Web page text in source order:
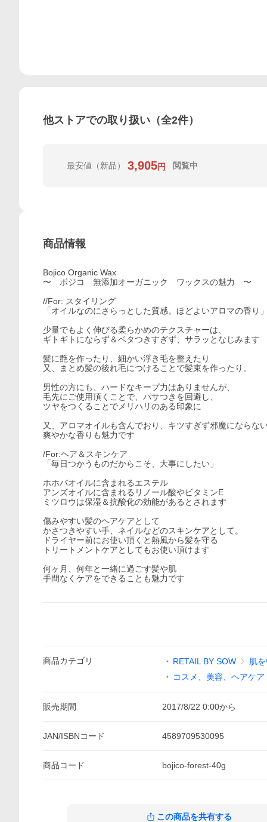
他ストアでの取り扱い（全2件）
最安値 （新品） 3,905円 閲覧中
商品情報
Bojico Organic Wax
〜 ボジコ 無添加オーガニック ワックスの魅力 〜
//For: スタイリング
「オイルなのにさらっとした質感。ほどよいアロマの香り」
少量でもよく伸びる柔らかめのテクスチャーは、
ギトギトにならず＆ベタつきすぎず、サラッとなじみます
髪に艶を作ったり、細かい浮き毛を整えたり
又、まとめ髪の後れ毛につけることで髪束を作ったり。
男性の方にも、ハードなキープ力はありませんが、
毛先にご使用頂くことで、パサつきを回避し、
ツヤをつくることでメリハリのある印象に
又、アロマオイルも含んでおり、キツすぎず邪魔にならない
爽やかな香りも魅力です
/For:ヘア＆スキンケア
「毎日つかうものだからこそ、大事にしたい」
ホホバオイルに含まれるエステル
アンズオイルに含まれるリノール酸やビタミンE
ミツロウは保湿＆抗酸化の効能があるとされます
傷みやすい髪のヘアケアとして
かさつきやすい手、ネイルなどのスキンケアとして。
ドライヤー前にお使い頂くと熱風から髪を守る
トリートメントケアとしてもお使い頂けます
何ヶ月、何年と一緒に過ごす髪や肌
手間なくケアをできることも魅力です
商品カテゴリ RETAIL BY SOW 肌
コスメ、美容、ヘアケア
販売期間 2017/8/22 0:00から
JAN/ISBNコード 4589709530095
商品コード bojico-forest-40g
この商品を共有する